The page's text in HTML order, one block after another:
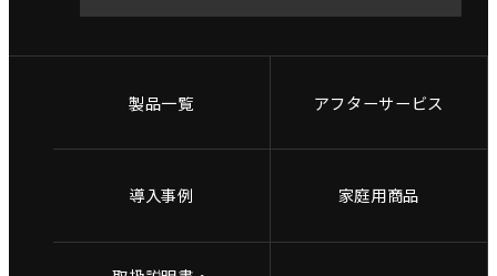
製品一覧 アフターサービス
導入事例 家庭用商品